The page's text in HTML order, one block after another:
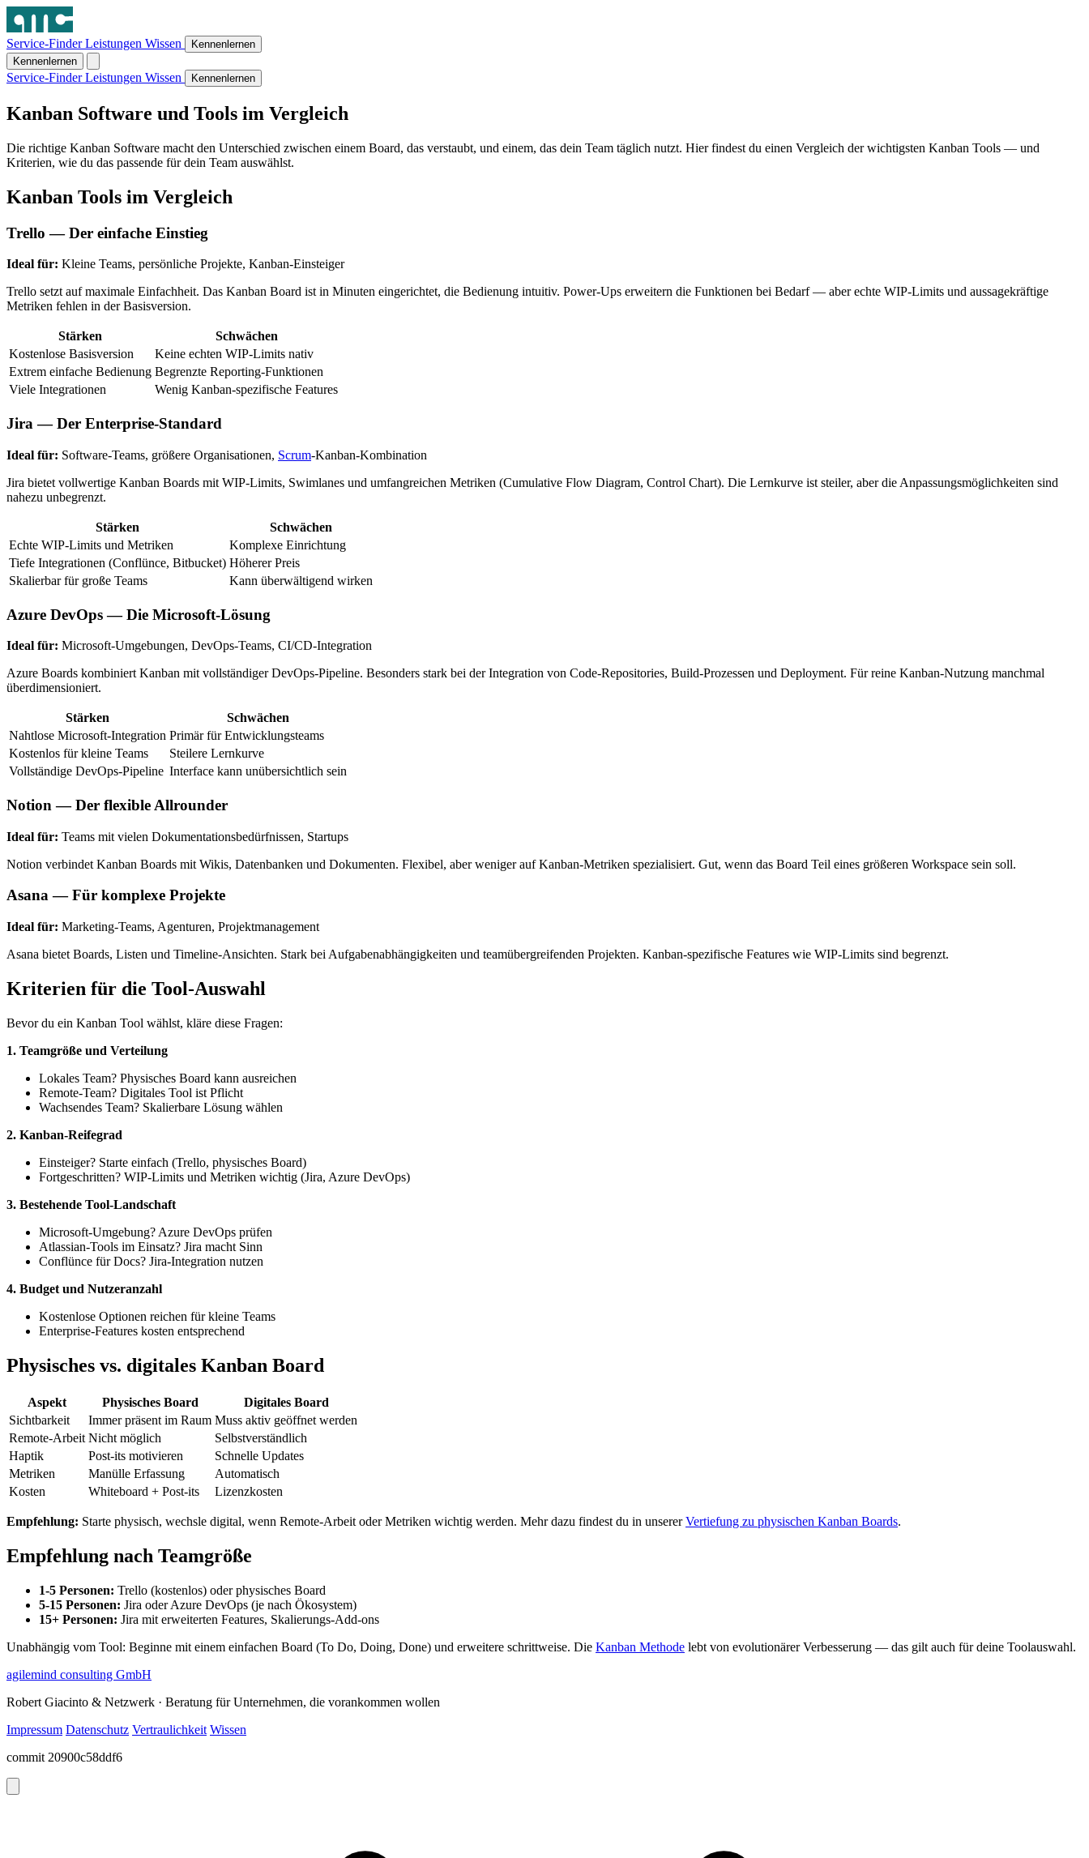
Service-FinderLeistungen Wissen
Kennenlernen
Kennenlernen
Service-FinderLeistungen Wissen Kennenlernen
Kanban Software und Tools im Vergleich
Die richtige Kanban Software macht den Unterschied zwischen einem Board, das verstaubt, und einem, das dein Team täglich nutzt. Hier findest du einen Vergleich der wichtigsten Kanban Tools — und
Kriterien, wie du das passende für dein Team auswählst.
Kanban Tools im Vergleich
Trello — Der einfache Einstieg
Ideal für: Kleine Teams, persönliche Projekte, Kanban-Einsteiger
Trello setzt auf maximale Einfachheit. Das Kanban Board ist in Minuten eingerichtet, die Bedienung intuitiv. Power-Ups erweitern die Funktionen bei Bedarf — aber echte WIP-Limits und aussagekräftige
Metriken fehlen in der Basisversion.
Stärken
Schwächen
Kostenlose Basisversion
Keine echten WIP-Limits nativ
Extrem einfache Bedienung Begrenzte Reporting-Funktionen
Viele Integrationen
Wenig Kanban-spezifische Features
Jira — Der Enterprise-Standard
Ideal für: Software-Teams, größere Organisationen, Scrum-Kanban-Kombination
Jira bietet vollwertige Kanban Boards mit WIP-Limits, Swimlanes und umfangreichen Metriken (Cumulative Flow Diagram, Control Chart). Die Lernkurve ist steiler, aber die Anpassungsmöglichkeiten sind
nahezu unbegrenzt.
Stärken
Schwächen
Echte WIP-Limits und Metriken
Komplexe Einrichtung
Tiefe Integrationen (Conflünce, Bitbucket) Höherer Preis
Skalierbar für große Teams
Kann überwältigend wirken
Azure DevOps — Die Microsoft-Lösung
Ideal für: Microsoft-Umgebungen, DevOps-Teams, CI/CD-Integration
Azure Boards kombiniert Kanban mit vollständiger DevOps-Pipeline. Besonders stark bei der Integration von Code-Repositories, Build-Prozessen und Deployment. Für reine Kanban-Nutzung manchmal
überdimensioniert.
Stärken
Schwächen
Nahtlose Microsoft-Integration Primär für Entwicklungsteams
Kostenlos für kleine Teams
Steilere Lernkurve
Vollständige DevOps-Pipeline Interface kann unübersichtlich sein
Notion — Der flexible Allrounder
Ideal für: Teams mit vielen Dokumentationsbedürfnissen, Startups
Notion verbindet Kanban Boards mit Wikis, Datenbanken und Dokumenten. Flexibel, aber weniger auf Kanban-Metriken spezialisiert. Gut, wenn das Board Teil eines größeren Workspace sein soll.
Asana — Für komplexe Projekte
Ideal für: Marketing-Teams, Agenturen, Projektmanagement
Asana bietet Boards, Listen und Timeline-Ansichten. Stark bei Aufgabenabhängigkeiten und teamübergreifenden Projekten. Kanban-spezifische Features wie WIP-Limits sind begrenzt.
Kriterien für die Tool-Auswahl
Bevor du ein Kanban Tool wählst, kläre diese Fragen:
1. Teamgröße und Verteilung
Lokales Team? Physisches Board kann ausreichen
Remote-Team? Digitales Tool ist Pflicht
Wachsendes Team? Skalierbare Lösung wählen
2. Kanban-Reifegrad
Einsteiger? Starte einfach (Trello, physisches Board)
Fortgeschritten? WIP-Limits und Metriken wichtig (Jira, Azure DevOps)
3. Bestehende Tool-Landschaft
Microsoft-Umgebung? Azure DevOps prüfen
Atlassian-Tools im Einsatz? Jira macht Sinn
Conflünce für Docs? Jira-Integration nutzen
4. Budget und Nutzeranzahl
Kostenlose Optionen reichen für kleine Teams
Enterprise-Features kosten entsprechend
Physisches vs. digitales Kanban Board
Aspekt Physisches Board
Digitales Board
Sichtbarkeit
Immer präsent im Raum Muss aktiv geöffnet werden
Remote-Arbeit Nicht möglich
Selbstverständlich
Haptik
Post-its motivieren
Schnelle Updates
Metriken
Manülle Erfassung
Automatisch
Kosten
Whiteboard + Post-its Lizenzkosten
Empfehlung: Starte physisch, wechsle digital, wenn Remote-Arbeit oder Metriken wichtig werden. Mehr dazu findest du in unsererVertiefung zu physischen Kanban Boards.
Empfehlung nach Teamgröße
1-5 Personen: Trello (kostenlos) oder physisches Board
5-15 Personen: Jira oder Azure DevOps (je nach Ökosystem)
15+ Personen: Jira mit erweiterten Features, Skalierungs-Add-ons
Unabhängig vom Tool: Beginne mit einem einfachen Board (To Do, Doing, Done) und erweitere schrittweise. Die Kanban Methode lebt von evolutionärer Verbesserung — das gilt auch für deine Toolauswahl.
agilemind consulting GmbH
Robert Giacinto & Netzwerk · Beratung für Unternehmen, die vorankommen wollen
Impressum Datenschutz Vertraulichkeit Wissen
commit 20900c58ddf6